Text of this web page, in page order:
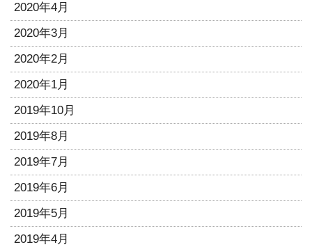
2020年4月
2020年3月
2020年2月
2020年1月
2019年10月
2019年8月
2019年7月
2019年6月
2019年5月
2019年4月